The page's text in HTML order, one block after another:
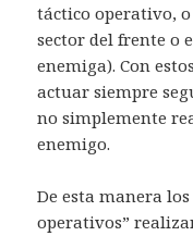
táctico operativo,
sector del frente o
enemiga). Con
actuar siempre
no simplemente
enemigo.
De esta manera
operativos”